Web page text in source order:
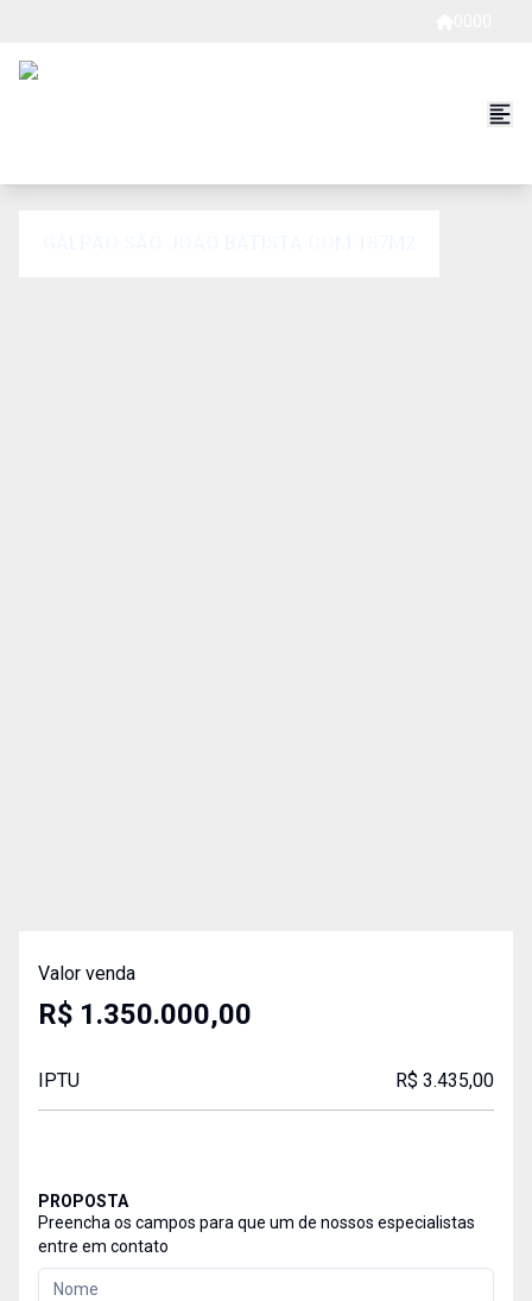
Valor venda
R$ 1.350.000,00
IPTU R$ 3.435,00
PROPOSTA
Preencha os campos para que um de nossos especialistas
entre em contato